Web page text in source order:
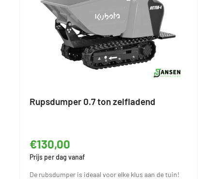
Rupsdumper 0.7 ton zelfladend
Prijs per dag vanaf
€130,00
De rubsdumper is ideaal voor elke klus aan de tuin!